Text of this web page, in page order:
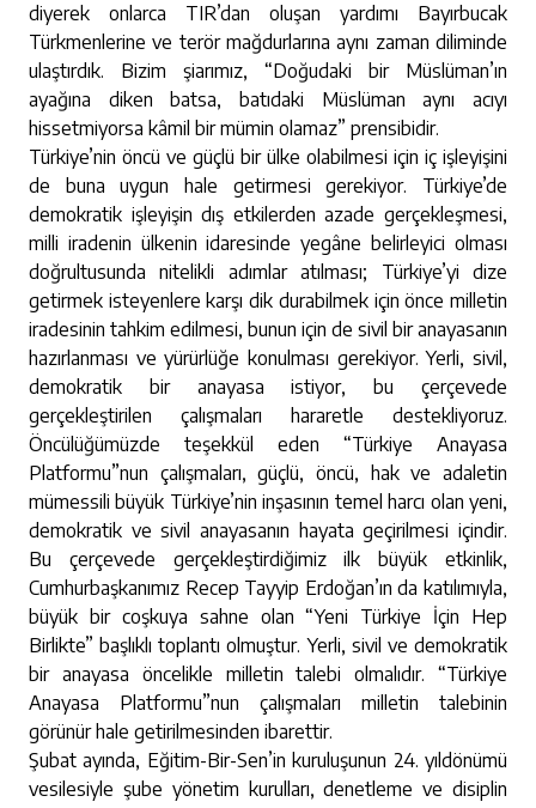
diyerek onlarca TIR’dan oluşan yardımı Bayırbucak
Türkmenlerine ve terör mağdurlarına aynı zaman diliminde
ulaştırdık. Bizim şiarımız, “Doğudaki bir Müslüman’ın
ayağına diken batsa, batıdaki Müslüman aynı acıyı
hissetmiyorsa kâmil bir mümin olamaz” prensibidir.
Türkiye’nin öncü ve güçlü bir ülke olabilmesi için iç işleyişini
de buna uygun hale getirmesi gerekiyor. Türkiye’de
demokratik işleyişin dış etkilerden azade gerçekleşmesi,
milli iradenin ülkenin idaresinde yegâne belirleyici olması
doğrultusunda nitelikli adımlar atılması; Türkiye’yi dize
getirmek isteyenlere karşı dik durabilmek için önce milletin
iradesinin tahkim edilmesi, bunun için de sivil bir anayasanın
hazırlanması ve yürürlüğe konulması gerekiyor. Yerli, sivil,
demokratik bir anayasa istiyor, bu çerçevede
gerçekleştirilen çalışmaları hararetle destekliyoruz.
Öncülüğümüzde teşekkül eden “Türkiye Anayasa
Platformu”nun çalışmaları, güçlü, öncü, hak ve adaletin
mümessili büyük Türkiye’nin inşasının temel harcı olan yeni,
demokratik ve sivil anayasanın hayata geçirilmesi içindir.
Bu çerçevede gerçekleştirdiğimiz ilk büyük etkinlik,
Cumhurbaşkanımız Recep Tayyip Erdoğan’ın da katılımıyla,
büyük bir coşkuya sahne olan “Yeni Türkiye İçin Hep
Birlikte” başlıklı toplantı olmuştur. Yerli, sivil ve demokratik
bir anayasa öncelikle milletin talebi olmalıdır. “Türkiye
Anayasa Platformu”nun çalışmaları milletin talebinin
görünür hale getirilmesinden ibarettir.
Şubat ayında, Eğitim-Bir-Sen’in kuruluşunun 24. yıldönümü
vesilesiyle şube yönetim kurulları, denetleme ve disiplin